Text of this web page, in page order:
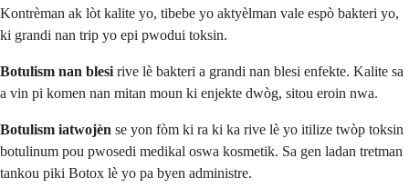
Kontrèman ak lòt kalite yo, tibebe yo aktyèlman vale espò bakteri yo,
ki grandi nan trip yo epi pwodui toksin.
Botulism nan blesi rive lè bakteri a grandi nan blesi enfekte. Kalite sa
a vin pi komen nan mitan moun ki enjekte dwòg, sitou eroin nwa.
Botulism iatwojèn se yon fòm ki ra ki ka rive lè yo itilize twòp toksin
botulinum pou pwosedi medikal oswa kosmetik. Sa gen ladan tretman
tankou piki Botox lè yo pa byen administre.